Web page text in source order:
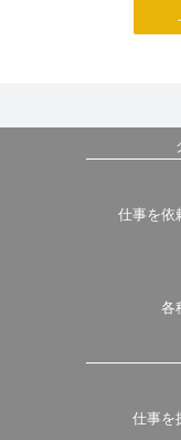
仕事を依
各
仕事を